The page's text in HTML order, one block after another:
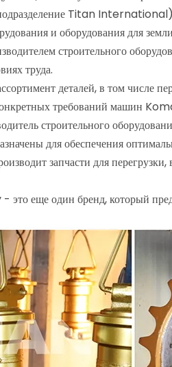
Titan
и оборудования для
строительного
труда.
деталей, в том числе
требований машин
строительного
для обеспечения
запчасти для перегрузки, в
один бренд, который